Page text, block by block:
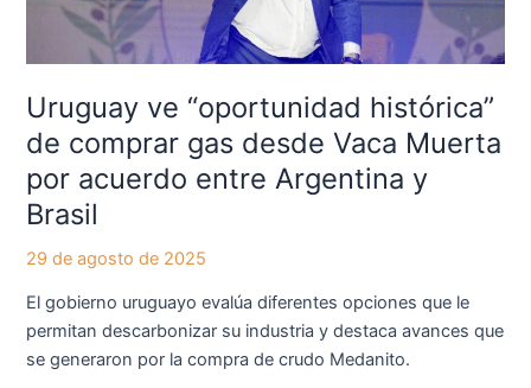
Uruguay ve “oportunidad histórica”
de comprar gas desde Vaca Muerta
por acuerdo entre Argentina y
Brasil
29 de agosto de 2025
El gobierno uruguayo evalúa diferentes opciones que le
permitan descarbonizar su industria y destaca avances que
se generaron por la compra de crudo Medanito.
Muerta
acuerdo
entre
Argentina
y
Brasil